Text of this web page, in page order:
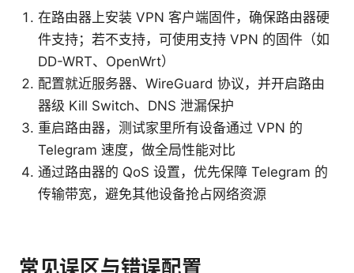
在路由器上安装 VPN 客户端固件，确保路由器硬
件支持；若不支持，可使用支持 VPN 的固件（如
DD-WRT、OpenWrt）
配置就近服务器、WireGuard 协议，并开启路由
器级 Kill Switch、DNS 泄漏保护
重启路由器，测试家里所有设备通过 VPN 的
Telegram 速度，做全局性能对比
通过路由器的 QoS 设置，优先保障 Telegram 的
传输带宽，避免其他设备抢占网络资源
常见误区与错误配置